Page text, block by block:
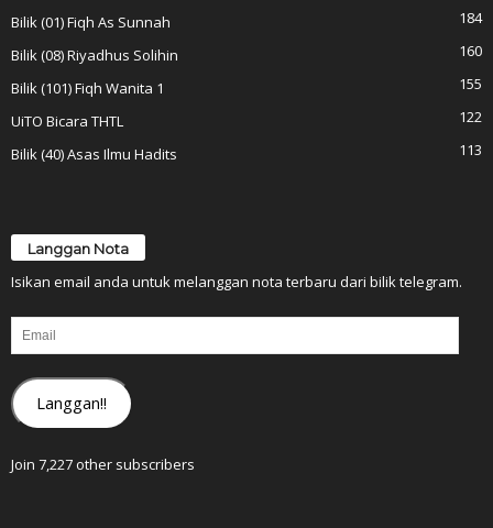
Bilik (01) Fiqh As Sunnah
184
Bilik (08) Riyadhus Solihin
160
Bilik (101) Fiqh Wanita 1
155
UiTO Bicara THTL
122
Bilik (40) Asas Ilmu Hadits
113
Langgan Nota
Isikan email anda untuk melanggan nota terbaru dari bilik telegram.
Email
Langgan!!
Join 7,227 other subscribers